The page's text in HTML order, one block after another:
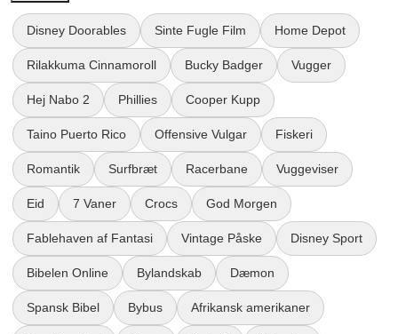
Disney Doorables Sinte Fugle Film Home Depot
Rilakkuma Cinnamoroll Bucky Badger Vugger
Hej Nabo 2 Phillies Cooper Kupp
Taino Puerto Rico Offensive Vulgar Fiskeri
Romantik Surfbræt Racerbane Vuggeviser
Eid 7 Vaner Crocs God Morgen
Fablehaven af Fantasi Vintage Påske Disney Sport
Bibelen Online Bylandskab Dæmon
Spansk Bibel Bybus Afrikansk amerikaner